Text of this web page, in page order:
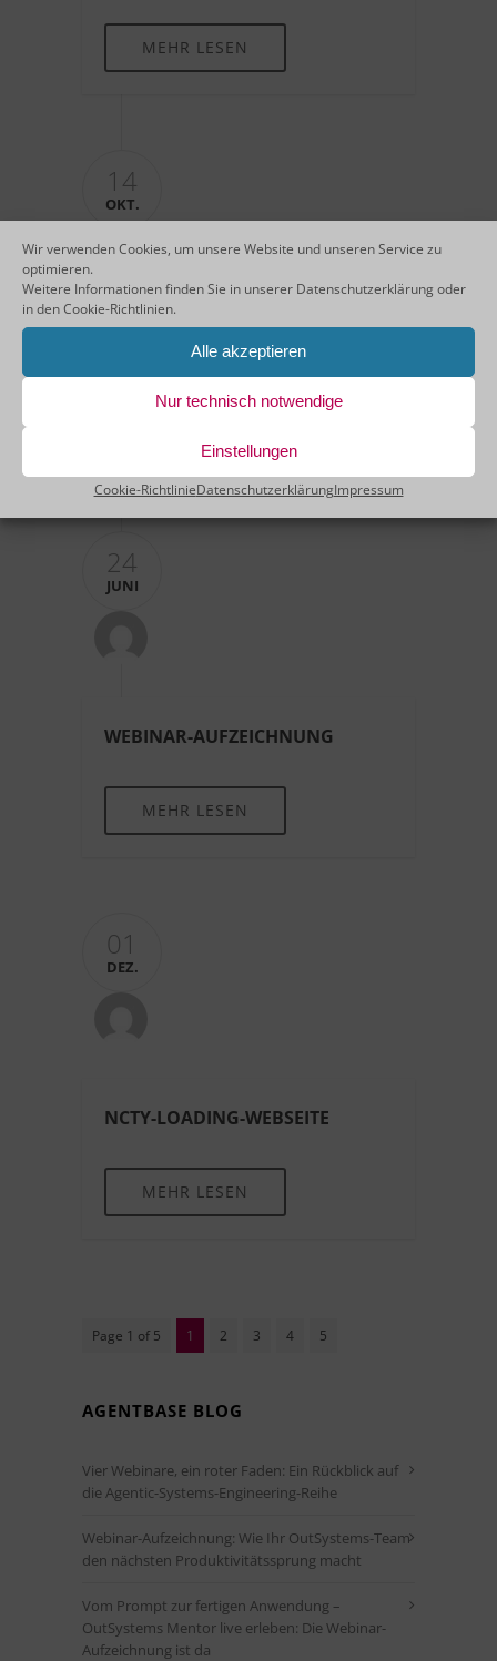
Wir verwenden Cookies, um unsere Website und unseren Service zu
optimieren.
Weitere Informationen finden Sie in unserer Datenschutzerklärungoder
in denCookie-Richtlinien.
Alle akzeptieren
Nur technisch notwendige
Einstellungen
Cookie-RichtlinieDatenschutzerklärungImpressum
MEHR LESEN
14
OKT.
SMB-KAMPAGNE
24
JUNI
WEBINAR-AUFZEICHNUNG
MEHR LESEN
01
DEZ.
NCTY-LOADING-WEBSEITE
MEHR LESEN
Page 1 of 5 1 2 3 4 5
AGENTBASE BLOG
Vier Webinare, ein roter Faden: Ein Rückblick auf
die Agentic-Systems-Engineering-Reihe
Webinar-Aufzeichnung: Wie Ihr OutSystems-Team
den nächsten Produktivitätssprung macht
Vom Prompt zur fertigen Anwendung –
OutSystems Mentor live erleben: Die Webinar-
Aufzeichnung ist da